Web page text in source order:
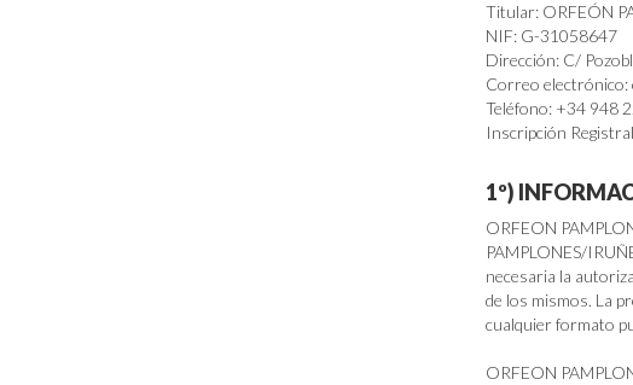
Titular: ORFEÓN
NIF: G-31058647
Dirección: C/
Correo electrónico:
Teléfono: +34 948
Inscripción
1º)
ORFEON
PAMPLONES/
necesaria la
de los mismos. La
cualquier formato
ORFEON